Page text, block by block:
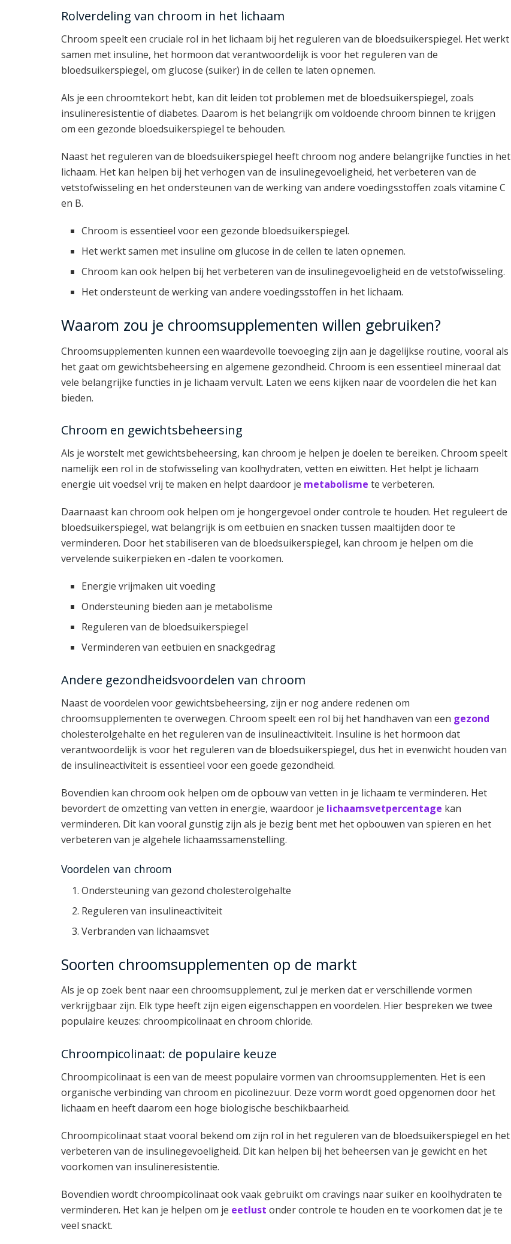
Rolverdeling van chroom in het lichaam
Chroom speelt een cruciale rol in het lichaam bij het reguleren van de bloedsuikerspiegel. Het werkt
samen met insuline, het hormoon dat verantwoordelijk is voor het reguleren van de
bloedsuikerspiegel, om glucose (suiker) in de cellen te laten opnemen.
Als je een chroomtekort hebt, kan dit leiden tot problemen met de bloedsuikerspiegel, zoals
insulineresistentie of diabetes. Daarom is het belangrijk om voldoende chroom binnen te krijgen
om een gezonde bloedsuikerspiegel te behouden.
Naast het reguleren van de bloedsuikerspiegel heeft chroom nog andere belangrijke functies in het
lichaam. Het kan helpen bij het verhogen van de insulinegevoeligheid, het verbeteren van de
vetstofwisseling en het ondersteunen van de werking van andere voedingsstoffen zoals vitamine C
en B.
Chroom is essentieel voor een gezonde bloedsuikerspiegel.
Het werkt samen met insuline om glucose in de cellen te laten opnemen.
Chroom kan ook helpen bij het verbeteren van de insulinegevoeligheid en de vetstofwisseling.
Het ondersteunt de werking van andere voedingsstoffen in het lichaam.
Waarom zou je chroomsupplementen willen gebruiken?
Chroomsupplementen kunnen een waardevolle toevoeging zijn aan je dagelijkse routine, vooral als
het gaat om gewichtsbeheersing en algemene gezondheid. Chroom is een essentieel mineraal dat
vele belangrijke functies in je lichaam vervult. Laten we eens kijken naar de voordelen die het kan
bieden.
Chroom en gewichtsbeheersing
Als je worstelt met gewichtsbeheersing, kan chroom je helpen je doelen te bereiken. Chroom speelt
namelijk een rol in de stofwisseling van koolhydraten, vetten en eiwitten. Het helpt je lichaam
energie uit voedsel vrij te maken en helpt daardoor je metabolisme te verbeteren.
Daarnaast kan chroom ook helpen om je hongergevoel onder controle te houden. Het reguleert de
bloedsuikerspiegel, wat belangrijk is om eetbuien en snacken tussen maaltijden door te
verminderen. Door het stabiliseren van de bloedsuikerspiegel, kan chroom je helpen om die
vervelende suikerpieken en -dalen te voorkomen.
Energie vrijmaken uit voeding
Ondersteuning bieden aan je metabolisme
Reguleren van de bloedsuikerspiegel
Verminderen van eetbuien en snackgedrag
Andere gezondheidsvoordelen van chroom
Naast de voordelen voor gewichtsbeheersing, zijn er nog andere redenen om
chroomsupplementen te overwegen. Chroom speelt een rol bij het handhaven van een gezond
cholesterolgehalte en het reguleren van de insulineactiviteit. Insuline is het hormoon dat
verantwoordelijk is voor het reguleren van de bloedsuikerspiegel, dus het in evenwicht houden van
de insulineactiviteit is essentieel voor een goede gezondheid.
Bovendien kan chroom ook helpen om de opbouw van vetten in je lichaam te verminderen. Het
bevordert de omzetting van vetten in energie, waardoor je lichaamsvetpercentage kan
verminderen. Dit kan vooral gunstig zijn als je bezig bent met het opbouwen van spieren en het
verbeteren van je algehele lichaamssamenstelling.
Voordelen van chroom
Ondersteuning van gezond cholesterolgehalte
Reguleren van insulineactiviteit
Verbranden van lichaamsvet
Soorten chroomsupplementen op de markt
Als je op zoek bent naar een chroomsupplement, zul je merken dat er verschillende vormen
verkrijgbaar zijn. Elk type heeft zijn eigen eigenschappen en voordelen. Hier bespreken we twee
populaire keuzes: chroompicolinaat en chroom chloride.
Chroompicolinaat: de populaire keuze
Chroompicolinaat is een van de meest populaire vormen van chroomsupplementen. Het is een
organische verbinding van chroom en picolinezuur. Deze vorm wordt goed opgenomen door het
lichaam en heeft daarom een hoge biologische beschikbaarheid.
Chroompicolinaat staat vooral bekend om zijn rol in het reguleren van de bloedsuikerspiegel en het
verbeteren van de insulinegevoeligheid. Dit kan helpen bij het beheersen van je gewicht en het
voorkomen van insulineresistentie.
Bovendien wordt chroompicolinaat ook vaak gebruikt om cravings naar suiker en koolhydraten te
verminderen. Het kan je helpen om je eetlust onder controle te houden en te voorkomen dat je te
veel snackt.